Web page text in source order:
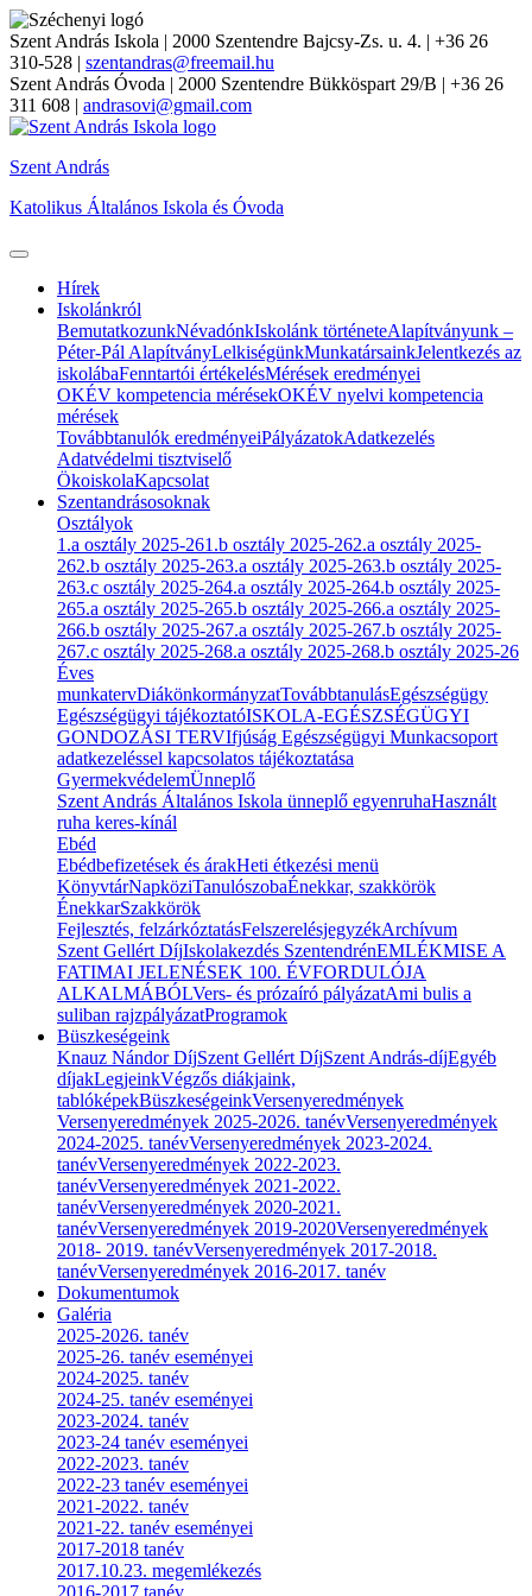
Szent András Iskola | 2000 Szentendre Bajcsy-Zs. u. 4. | +36 26
310-528 | szentandras@freemail.hu
Szent András Óvoda | 2000 Szentendre Bükköspart 29/B | +36 26
311 608 | andrasovi@gmail.com
Szent András
Katolikus Általános Iskola és Óvoda
Hírek
Iskolánkról
BemutatkozunkNévadónkIskolánk történeteAlapítványunk –
Péter-Pál AlapítványLelkiségünkMunkatársainkJelentkezés az
iskolábaFenntartói értékelésMérések eredményei
OKÉV kompetencia mérésekOKÉV nyelvi kompetencia
mérések
Továbbtanulók eredményeiPályázatokAdatkezelés
Adatvédelmi tisztviselő
ÖkoiskolaKapcsolat
Szentandrásosoknak
Osztályok
1.a osztály 2025-261.b osztály 2025-262.a osztály 2025-
262.b osztály 2025-263.a osztály 2025-263.b osztály 2025-
263.c osztály 2025-264.a osztály 2025-264.b osztály 2025-
265.a osztály 2025-265.b osztály 2025-266.a osztály 2025-
266.b osztály 2025-267.a osztály 2025-267.b osztály 2025-
267.c osztály 2025-268.a osztály 2025-268.b osztály 2025-26
Éves
munkatervDiákönkormányzatTovábbtanulásEgészségügy
Egészségügyi tájékoztatóISKOLA-EGÉSZSÉGÜGYI
GONDOZÁSI TERVIfjúság Egészségügyi Munkacsoport
adatkezeléssel kapcsolatos tájékoztatása
GyermekvédelemÜnneplő
Szent András Általános Iskola ünneplő egyenruhaHasznált
ruha keres-kínál
Ebéd
Ebédbefizetések és árakHeti étkezési menü
KönyvtárNapköziTanulószobaÉnekkar, szakkörök
ÉnekkarSzakkörök
Fejlesztés, felzárkóztatásFelszerelésjegyzékArchívum
Szent Gellért DíjIskolakezdés SzentendrénEMLÉKMISE A
FATIMAI JELENÉSEK 100. ÉVFORDULÓJA
ALKALMÁBÓLVers- és prózaíró pályázatAmi bulis a
suliban rajzpályázatProgramok
Büszkeségeink
Knauz Nándor DíjSzent Gellért DíjSzent András-díjEgyéb
díjakLegjeinkVégzős diákjaink,
tablóképekBüszkeségeinkVersenyeredmények
Versenyeredmények 2025-2026. tanévVersenyeredmények
2024-2025. tanévVersenyeredmények 2023-2024.
tanévVersenyeredmények 2022-2023.
tanévVersenyeredmények 2021-2022.
tanévVersenyeredmények 2020-2021.
tanévVersenyeredmények 2019-2020Versenyeredmények
2018- 2019. tanévVersenyeredmények 2017-2018.
tanévVersenyeredmények 2016-2017. tanév
Dokumentumok
Galéria
2025-2026. tanév
2025-26. tanév eseményei
2024-2025. tanév
2024-25. tanév eseményei
2023-2024. tanév
2023-24 tanév eseményei
2022-2023. tanév
2022-23 tanév eseményei
2021-2022. tanév
2021-22. tanév eseményei
2017-2018 tanév
2017.10.23. megemlékezés
2016-2017 tanév